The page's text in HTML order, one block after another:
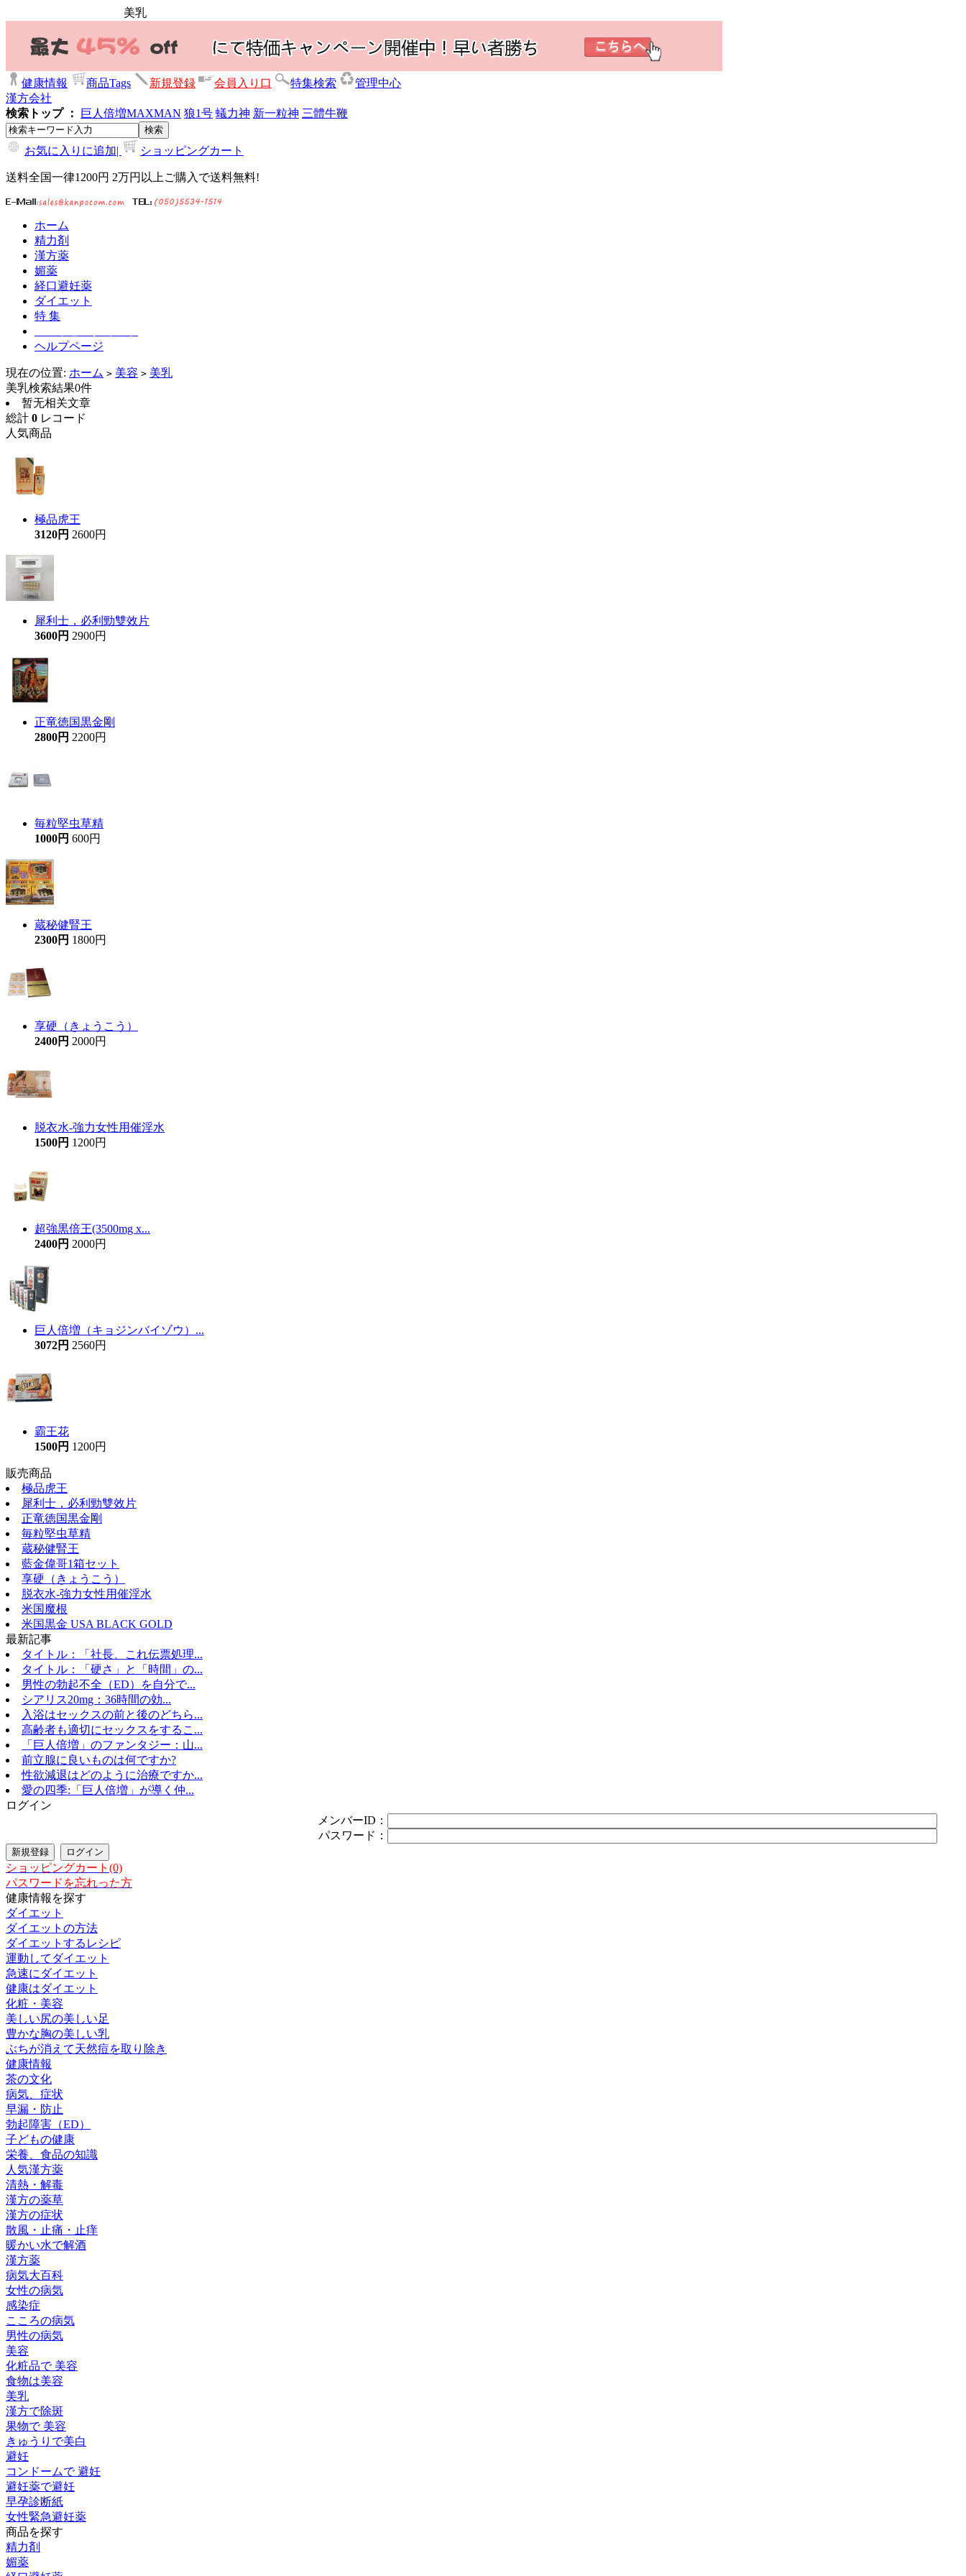
美乳
健康情報 商品Tags 新規登録 会員入り口 特集検索
管理中心
漢方会社
検索トップ ：
巨人倍増MAXMAN 狼1号 蟻力神 新一粒神 三體牛鞭
お気に入りに追加| ショッピングカート
送料全国一律1200円 2万円以上ご購入で送料無料!
ホーム
精力剤
漢方薬
媚薬
経口避妊薬
ダイエット
特 集
ヘルプページ
現在の位置: ホーム > 美容 > 美乳
美乳検索結果0件
暂无相关文章
総計 0 レコード
人気商品
極品虎王
3120円 2600円
犀利士，必利勁雙效片
3600円 2900円
正竜徳国黒金剛
2800円 2200円
毎粒堅虫草精
1000円 600円
蔵秘健腎王
2300円 1800円
享硬（きょうこう）
2400円 2000円
脱衣水-強力女性用催淫水
1500円 1200円
超強黒倍王(3500mg x...
2400円 2000円
巨人倍増（キョジンバイゾウ）...
3072円 2560円
霸王花
1500円 1200円
販売商品
極品虎王
犀利士，必利勁雙效片
正竜徳国黒金剛
毎粒堅虫草精
蔵秘健腎王
藍金偉哥1箱セット
享硬（きょうこう）
脱衣水-強力女性用催淫水
米国魔根
米国黒金 USA BLACK GOLD
最新記事
タイトル：「社長、これ伝票処理...
タイトル：「硬さ」と「時間」の...
男性の勃起不全（ED）を自分で...
シアリス20mg：36時間の効...
入浴はセックスの前と後のどちら...
高齢者も適切にセックスをするこ...
「巨人倍増」のファンタジー：山...
前立腺に良いものは何ですか?
性欲減退はどのように治療ですか...
愛の四季:「巨人倍増」が導く仲...
ログイン
メンバーID：
パスワード：
ショッピングカート(0)
パスワードを忘れった方
健康情報を探す
ダイエット
ダイエットの方法
ダイエットするレシピ
運動してダイエット
急速にダイエット
健康はダイエット
化粧・美容
美しい尻の美しい足
豊かな胸の美しい乳
ぶちが消えて天然痘を取り除き
健康情報
茶の文化
病気、症状
早漏・防止
勃起障害（ED）
子どもの健康
栄養、食品の知識
人気漢方薬
清熱・解毒
漢方の薬草
漢方の症状
散風・止痛・止痒
暖かい水で解酒
漢方薬
病気大百科
女性の病気
感染症
こころの病気
男性の病気
美容
化粧品で 美容
食物は美容
美乳
漢方で除斑
果物で 美容
きゅうりで美白
避妊
コンドームで 避妊
避妊薬で避妊
早孕診断紙
女性緊急避妊薬
商品を探す
精力剤
媚薬